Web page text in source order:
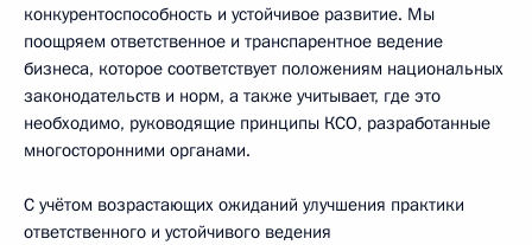
конкурентоспособность и устойчивое развитие. Мы
поощряем ответственное и транспарентное ведение
бизнеса, которое соответствует положениям национальных
законодательств и норм, а также учитывает, где это
необходимо, руководящие принципы КСО, разработанные
многосторонними органами.
С учётом возрастающих ожиданий улучшения практики
ответственного и устойчивого ведения